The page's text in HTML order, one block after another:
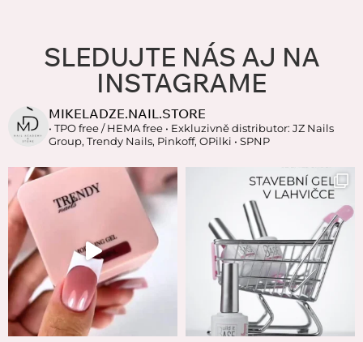
SLEDUJTE NÁS AJ NA
INSTAGRAME
MIKELADZE.NAIL.STORE
• TPO free / HEMA free • Exkluzivně distributor: JZ Nails
Group, Trendy Nails, Pinkoff, OPilki • SPNP